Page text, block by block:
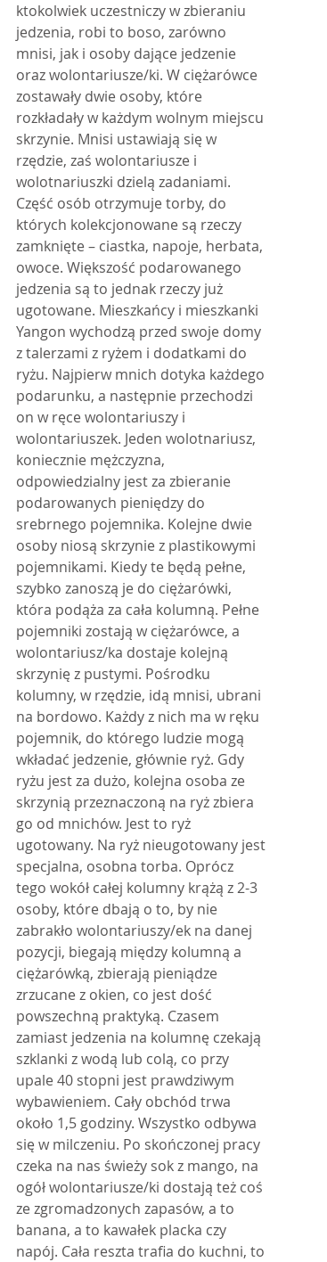
ktokolwiek uczestniczy w zbieraniu
jedzenia, robi to boso, zarówno
mnisi, jak i osoby dające jedzenie
oraz wolontariusze/ki. W ciężarówce
zostawały dwie osoby, które
rozkładały w każdym wolnym miejscu
skrzynie. Mnisi ustawiają się w
rzędzie, zaś wolontariusze i
wolotnariuszki dzielą zadaniami.
Część osób otrzymuje torby, do
których kolekcjonowane są rzeczy
zamknięte – ciastka, napoje, herbata,
owoce. Większość podarowanego
jedzenia są to jednak rzeczy już
ugotowane. Mieszkańcy i mieszkanki
Yangon wychodzą przed swoje domy
z talerzami z ryżem i dodatkami do
ryżu. Najpierw mnich dotyka każdego
podarunku, a następnie przechodzi
on w ręce wolontariuszy i
wolontariuszek. Jeden wolotnariusz,
koniecznie mężczyzna,
odpowiedzialny jest za zbieranie
podarowanych pieniędzy do
srebrnego pojemnika. Kolejne dwie
osoby niosą skrzynie z plastikowymi
pojemnikami. Kiedy te będą pełne,
szybko zanoszą je do ciężarówki,
która podąża za cała kolumną. Pełne
pojemniki zostają w ciężarówce, a
wolontariusz/ka dostaje kolejną
skrzynię z pustymi. Pośrodku
kolumny, w rzędzie, idą mnisi, ubrani
na bordowo. Każdy z nich ma w ręku
pojemnik, do którego ludzie mogą
wkładać jedzenie, głównie ryż. Gdy
ryżu jest za dużo, kolejna osoba ze
skrzynią przeznaczoną na ryż zbiera
go od mnichów. Jest to ryż
ugotowany. Na ryż nieugotowany jest
specjalna, osobna torba. Oprócz
tego wokół całej kolumny krążą z 2-3
osoby, które dbają o to, by nie
zabrakło wolontariuszy/ek na danej
pozycji, biegają między kolumną a
ciężarówką, zbierają pieniądze
zrzucane z okien, co jest dość
powszechną praktyką. Czasem
zamiast jedzenia na kolumnę czekają
szklanki z wodą lub colą, co przy
upale 40 stopni jest prawdziwym
wybawieniem. Cały obchód trwa
około 1,5 godziny. Wszystko odbywa
się w milczeniu. Po skończonej pracy
czeka na nas świeży sok z mango, na
ogół wolontariusze/ki dostają też coś
ze zgromadzonych zapasów, a to
banana, a to kawałek placka czy
napój. Cała reszta trafia do kuchni, to